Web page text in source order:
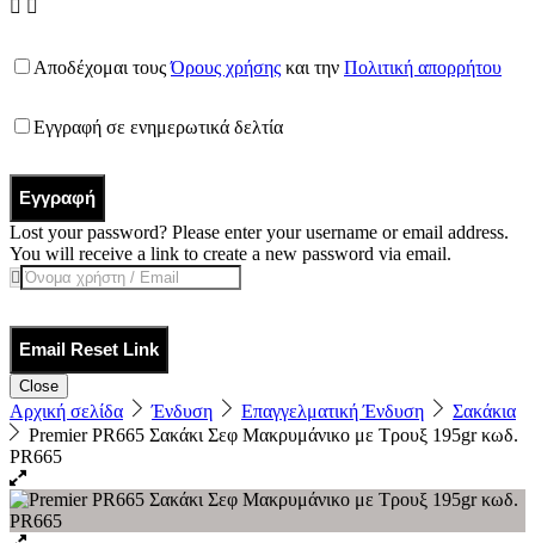
Αποδέχομαι τουςΌρους χρήσης και την Πολιτική απορρήτου
Εγγραφή σε ενημερωτικά δελτία
Εγγραφή
Lost your password? Please enter your username or email address.
You will receive a link to create a new password via email.
Email Reset Link
Close
Αρχική σελίδα Ένδυση Επαγγελματική Ένδυση
Σακάκια
Premier PR665 Σακάκι Σεφ Μακρυμάνικο με Τρουξ 195gr κωδ.
PR665